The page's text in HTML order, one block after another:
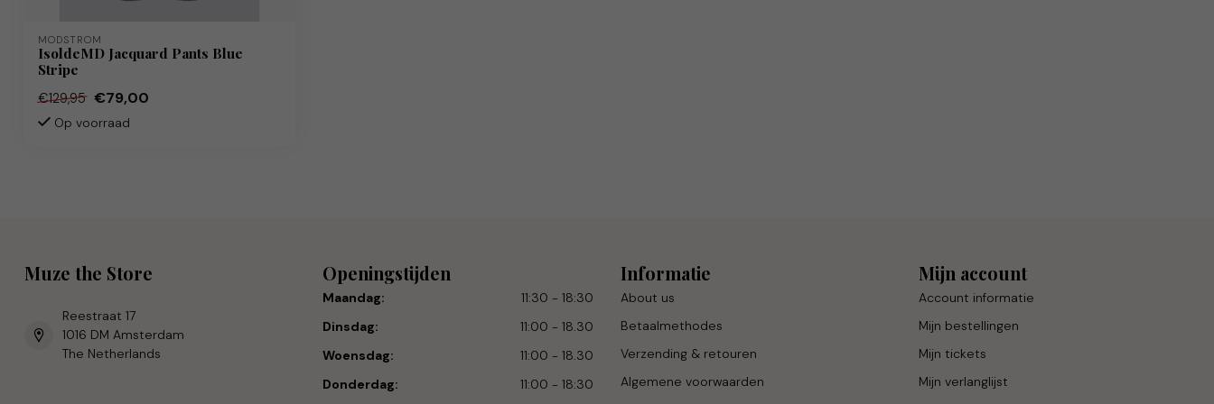
MODSTRÖM
IsoldeMD Jacquard Pants Blue
Stripe
€129,95 €79,00
Op voorraad
Muze the Store
Reestraat 17
1016 DM Amsterdam
The Netherlands
Openingstijden
Maandag:
11:30 - 18:30
Dinsdag:
11:00 - 18.30
Woensdag:
11:00 - 18.30
Donderdag:
11:00 - 18:30
Informatie
About us
Betaalmethodes
Verzending & retouren
Algemene voorwaarden
Mijn account
Account informatie
Mijn bestellingen
Mijn tickets
Mijn verlanglijst